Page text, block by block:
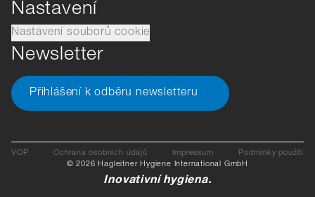
Nastavení
Nastavení souborů cookie
Newsletter
Přihlášení k odběru newsletteru
VOP Ochrana osobních údajů Impressum
Podmínky použití
© 2026 Hagleitner Hygiene International GmbH
Inovativní hygiena.